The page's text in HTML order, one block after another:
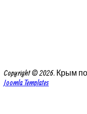
Copyright © 2026. Крым
Joomla Templates